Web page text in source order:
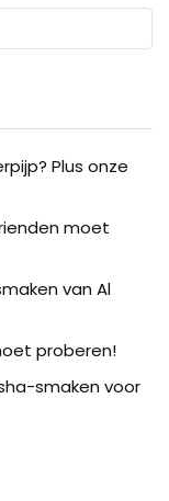
Plus onze
moet
van Al
proberen!
smaken voor